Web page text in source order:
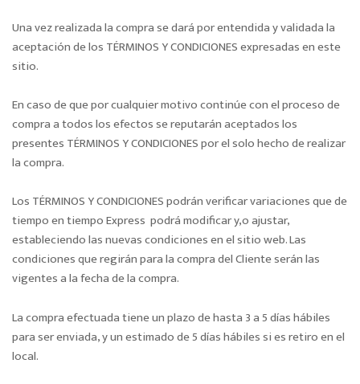
Una vez realizada la compra se dará por entendida y validada la
aceptación de los TÉRMINOS Y CONDICIONES expresadas en este
sitio.
En caso de que por cualquier motivo continúe con el proceso de
compra a todos los efectos se reputarán aceptados los
presentes TÉRMINOS Y CONDICIONES por el solo hecho de realizar
la compra.
Los TÉRMINOS Y CONDICIONES podrán verificar variaciones que de
tiempo en tiempo Express podrá modificar y,o ajustar,
estableciendo las nuevas condiciones en el sitio web. Las
condiciones que regirán para la compra del Cliente serán las
vigentes a la fecha de la compra.
La compra efectuada tiene un plazo de hasta 3 a 5 días hábiles
para ser enviada, y un estimado de 5 días hábiles si es retiro en el
local.